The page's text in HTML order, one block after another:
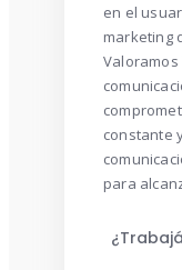
en el
marketing
constante
para